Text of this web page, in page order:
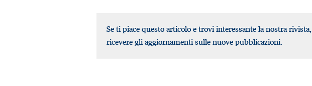
Se ti piace questo articolo e trovi interessante la nostra rivista,
ricevere gli aggiornamenti sulle nuove pubblicazioni.